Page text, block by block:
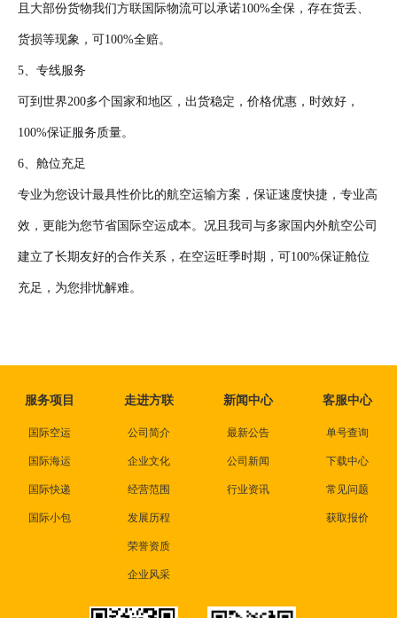
且大部份货物我们方联国际物流可以承诺100%全保，存在货丢、
货损等现象，可100%全赔。
5、专线服务
可到世界200多个国家和地区，出货稳定，价格优惠，时效好，
100%保证服务质量。
6、舱位充足
专业为您设计最具性价比的航空运输方案，保证速度快捷，专业高
效，更能为您节省国际空运成本。况且我司与多家国内外航空公司
建立了长期友好的合作关系，在空运旺季时期，可100%保证舱位
充足，为您排忧解难。
服务项目
国际空运
国际海运
国际快递
国际小包
走进方联
公司简介
企业文化
经营范围
发展历程
荣誉资质
企业风采
新闻中心
最新公告
公司新闻
行业资讯
客服中心
单号查询
下载中心
常见问题
获取报价